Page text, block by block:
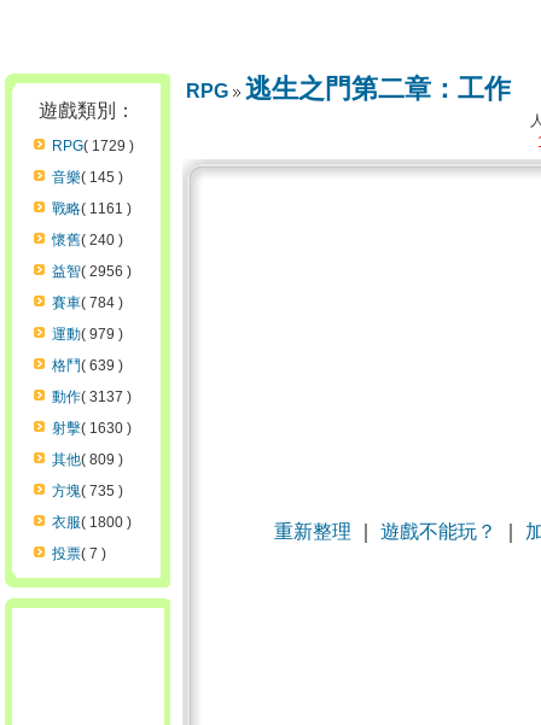
遊戲類別：
RPG( 1729 )
音樂( 145 )
戰略( 1161 )
懷舊( 240 )
益智( 2956 )
賽車( 784 )
運動( 979 )
格鬥( 639 )
動作( 3137 )
射擊( 1630 )
其他( 809 )
方塊( 735 )
衣服( 1800 )
投票( 7 )
RPG 逃生之門第二章：工作
重新整理 ｜遊戲不能玩？